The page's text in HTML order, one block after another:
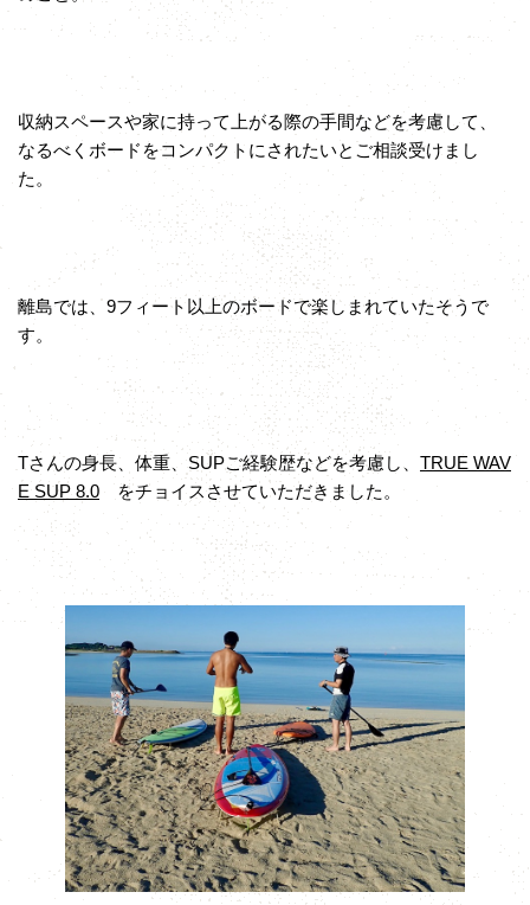
収納スペースや家に持って上がる際の手間などを考慮して、
なるべくボードをコンパクトにされたいとご相談受けまし
た。
離島では、9フィート以上のボードで楽しまれていたそうで
す。
Tさんの身長、体重、SUPご経験歴などを考慮し、 TRUE WAV
E SUP 8.0 をチョイスさせていただきました。